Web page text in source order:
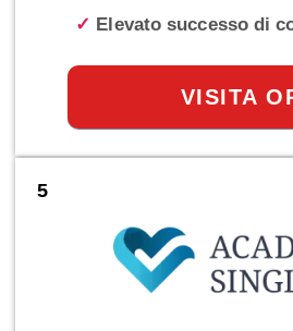
✓ Elevato successo di
VISITA
5